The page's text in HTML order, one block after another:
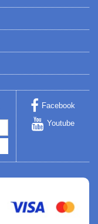
Facebook
Youtube